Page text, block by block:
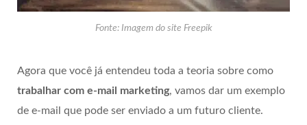
Fonte: Imagem do site Freepik
Agora que você já entendeu toda a teoria sobre como
trabalhar com e-mail marketing, vamos dar um exemplo
de e-mail que pode ser enviado a um futuro cliente.